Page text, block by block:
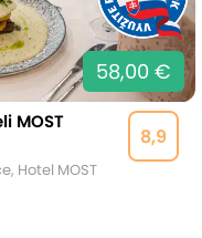
58,00 €
8,9
MOST
Hotel MOST